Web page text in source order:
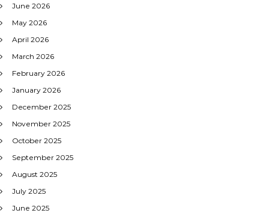
June 2026
May 2026
April 2026
March 2026
February 2026
January 2026
December 2025
November 2025
October 2025
September 2025
August 2025
July 2025
June 2025